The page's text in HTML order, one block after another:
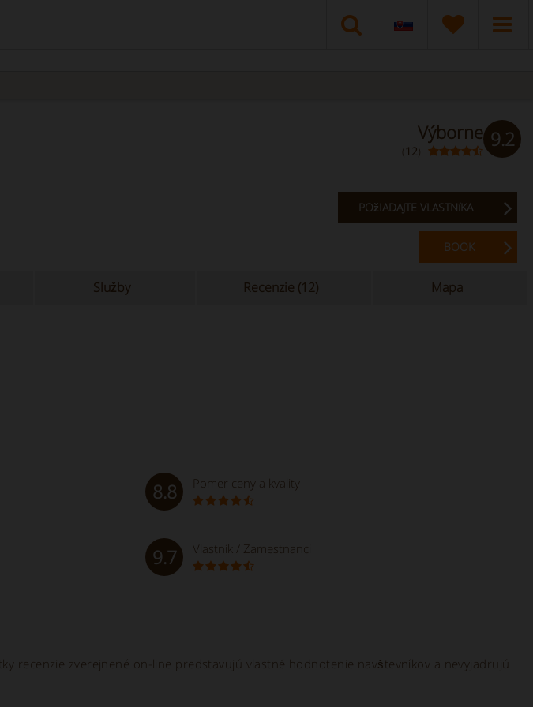
Výborne
( 12) 9.2
POžIADAJTE VLASTNíKA
BOOK
Služby Recenzie (12) Mapa
8.8 Pomer ceny a kvality
9.7 Vlastník / Zamestnanci
recenzie zverejnené on-line predstavujú vlastné hodnotenie navštevníkov a nevyjadrujú